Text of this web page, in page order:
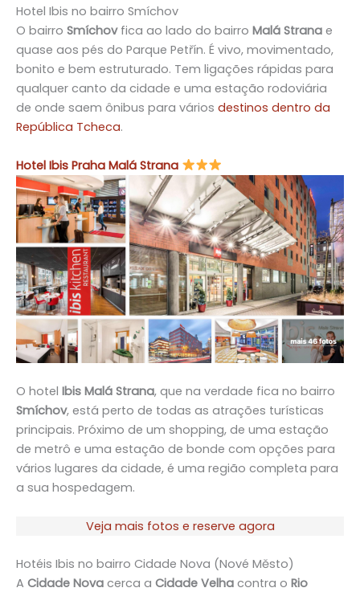
Hotel Ibis no bairro Smíchov
O bairro Smíchovfica ao lado do bairro Malá Strana e
quase aos pés do Parque Petřín. É vivo, movimentado,
bonito e bem estruturado. Tem ligações rápidas para
qualquer canto da cidade e uma estação rodoviária
de onde saem ônibus para vários destinos dentro da
República Tcheca.
Hotel Ibis Praha Malá Strana
O hotel Ibis Malá Strana, que na verdade fica no bairro
Smíchov, está perto de todas as atrações turísticas
principais. Próximo de um shopping, de uma estação
de metrô e uma estação de bonde com opções para
vários lugares da cidade, é uma região completa para
a sua hospedagem.
Veja mais fotos e reserve agora
Hotéis Ibis no bairro Cidade Nova (Nové Město)
A Cidade Nova cerca a Cidade Velha contra o Rio